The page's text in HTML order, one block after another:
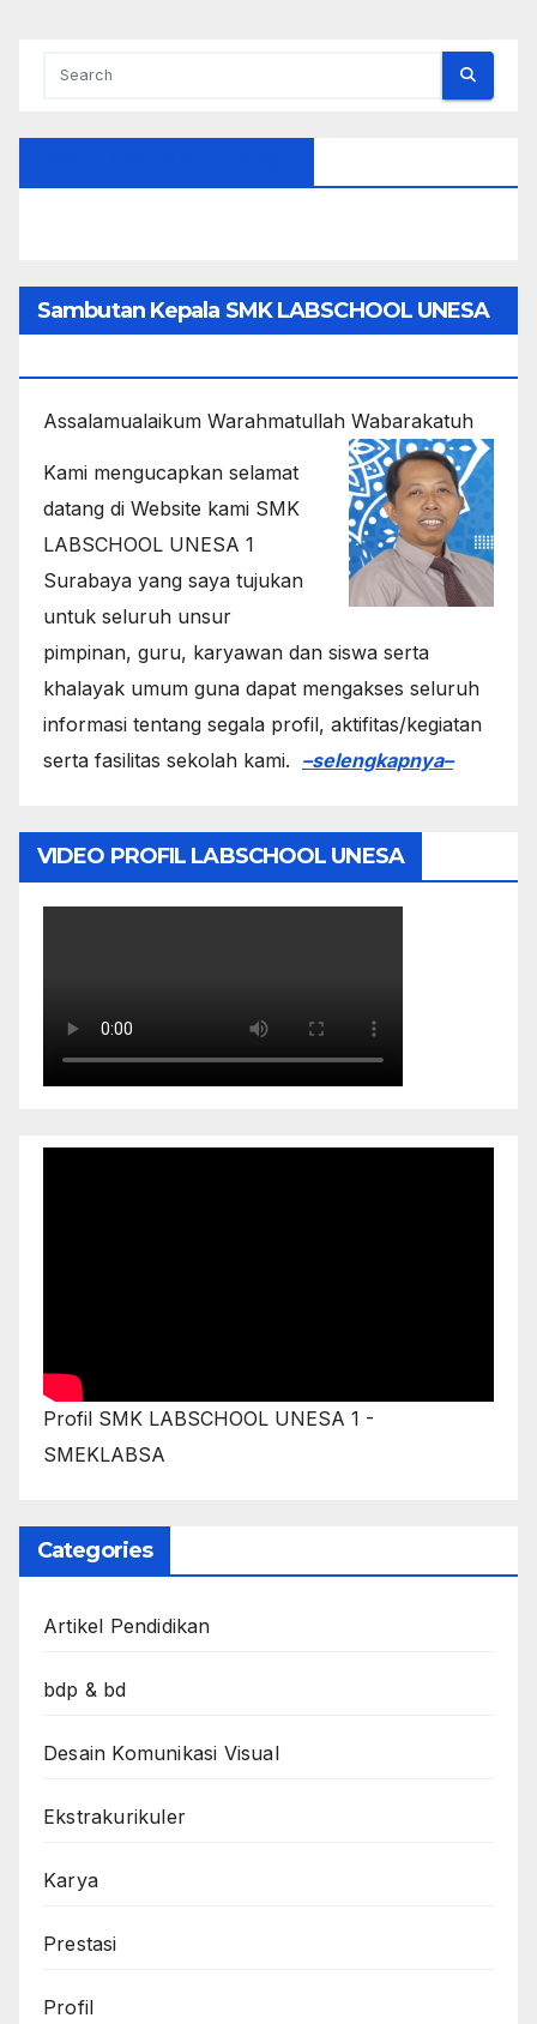
Sambutan Kepala SMK LABSCHOOL UNESA
Assalamualaikum Warahmatullah Wabarakatuh
Kami mengucapkan selamat
datang di Website kami SMK
LABSCHOOL UNESA 1
Surabaya yang saya tujukan
untuk seluruh unsur
pimpinan, guru, karyawan dan siswa serta
khalayak umum guna dapat mengakses seluruh
informasi tentang segala profil, aktifitas/kegiatan
serta fasilitas sekolah kami. –selengkapnya–
VIDEO PROFIL LABSCHOOL UNESA
Profil SMK LABSCHOOL UNESA 1 -
SMEKLABSA
Categories
Artikel Pendidikan
bdp & bd
Desain Komunikasi Visual
Ekstrakurikuler
Karya
Prestasi
Profil